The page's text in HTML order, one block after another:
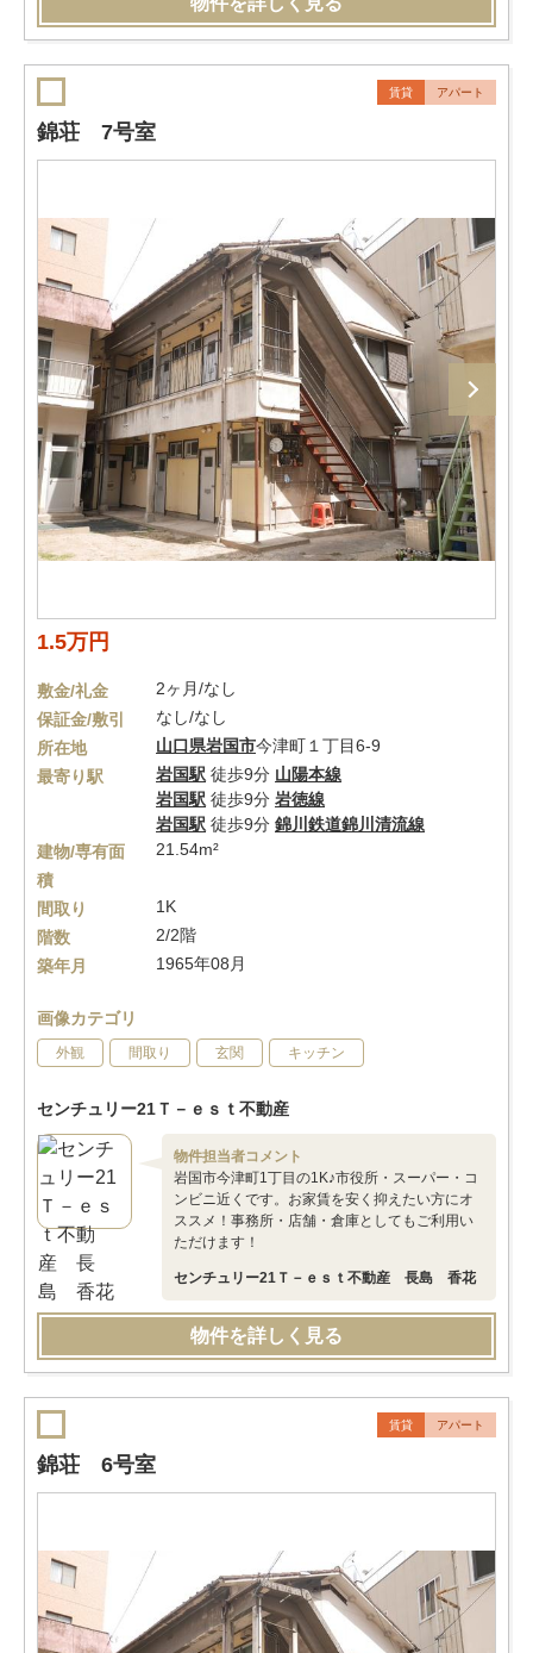
賃貸 アパート
錦荘 7号室
1.5万円
敷金/礼金
2ヶ月/なし
保証金/敷引
なし/なし
所在地
山口県岩国市今津町１丁目6-9
最寄り駅
岩国駅 徒歩9分 山陽本線
岩国駅 徒歩9分 岩徳線
岩国駅 徒歩9分 錦川鉄道錦川清流線
建物/専有面
積
21.54m²
間取り
1K
階数
2/2階
築年月
1965年08月
画像カテゴリ
外観 間取り 玄関 キッチン
センチュリー21Ｔ－ｅｓｔ不動産
物件担当者コメント
岩国市今津町1丁目の1K♪市役所・スーパー・コ
ンビニ近くです。お家賃を安く抑えたい方にオ
ススメ！事務所・店舗・倉庫としてもご利用い
ただけます！
センチュリー21Ｔ－ｅｓｔ不動産 長島 香花
物件を詳しく見る
賃貸 アパート
錦荘 6号室